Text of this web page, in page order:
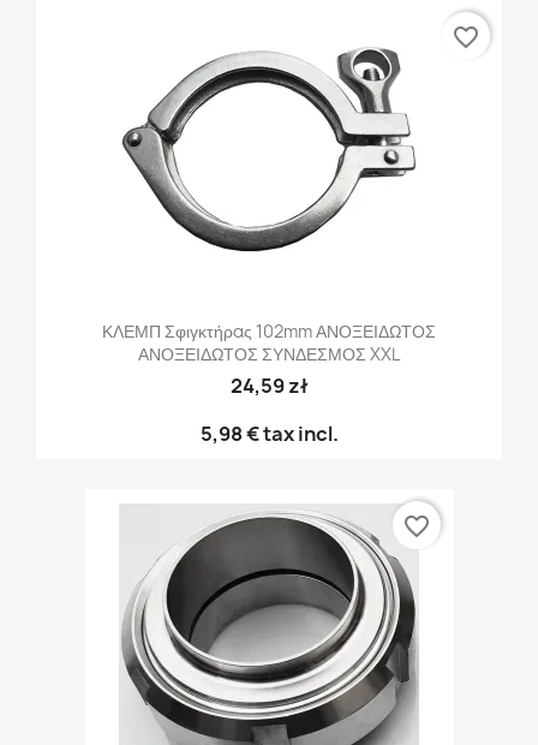
ΚΛΕΜΠ Σφιγκτήρας 102mm ΑΝΟΞΕΙΔΩΤΟΣ
ΑΝΟΞΕΙΔΩΤΟΣ ΣΥΝΔΕΣΜΟΣ XXL
24,59 zł
5,98 €tax incl.
favorite_border
favorite_border